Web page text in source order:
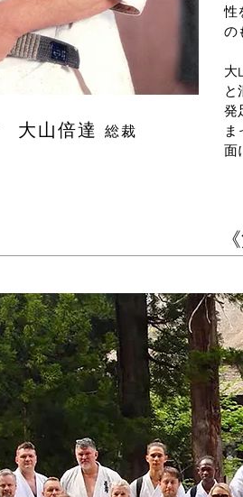
大山倍達 総裁
性
の
大
と
発
ま
面